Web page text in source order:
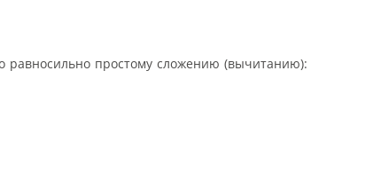
равносильно простому сложению (вычитанию):